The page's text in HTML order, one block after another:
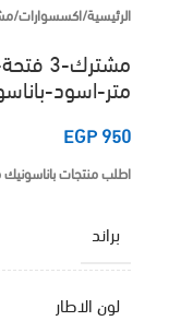
الرئيسية/اكسسوارات/
متر-اسود-
EGP950
اطلب منتجات باناسونيك من
براند
لون الاطار